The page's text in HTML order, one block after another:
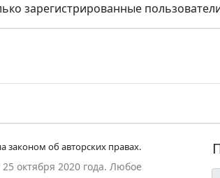
зарегистрированные
об авторских правах.
октября 2020 года. Любое